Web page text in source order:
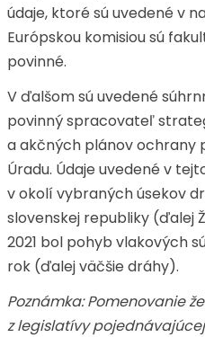
údaje, ktoré sú uvedené v
Európskou komisiou sú
povinné.
V ďalšom sú uvedené
povinný spracovateľ
a akčných plánov ochrany
Úradu. Údaje uvedené v
v okolí vybraných úsekov
slovenskej republiky (ďalej
2021 bol pohyb vlakových
rok (ďalej väčšie dráhy).
Poznámka: Pomenovanie
z legislatívy